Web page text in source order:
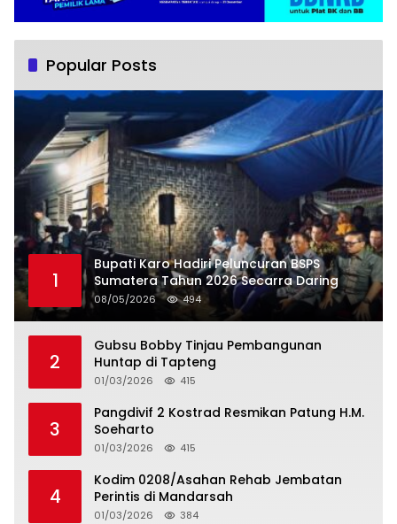
Popular Posts
1
Bupati Karo Hadiri Peluncuran BSPS
Sumatera Tahun 2026 Secarra Daring
08/05/2026 494
2
Gubsu Bobby Tinjau Pembangunan
Huntap di Tapteng
01/03/2026 415
3
Pangdivif 2 Kostrad Resmikan Patung H.M.
Soeharto
01/03/2026 415
4
Kodim 0208/Asahan Rehab Jembatan
Perintis di Mandarsah
01/03/2026 384